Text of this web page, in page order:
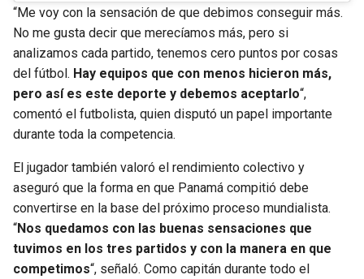
“Me voy con la sensación de que debimos conseguir más.
No me gusta decir que merecíamos más, pero si
analizamos cada partido, tenemos cero puntos por cosas
del fútbol. Hay equipos que con menos hicieron más,
pero así es este deporte y debemos aceptarlo“,
comentó el futbolista, quien disputó un papel importante
durante toda la competencia.
El jugador también valoró el rendimiento colectivo y
aseguró que la forma en que Panamá compitió debe
convertirse en la base del próximo proceso mundialista.
“Nos quedamos con las buenas sensaciones que
tuvimos en los tres partidos y con la manera en que
competimos“, señaló. Como capitán durante todo el